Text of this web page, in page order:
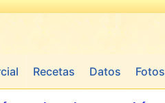
Recetas Datos Fotos